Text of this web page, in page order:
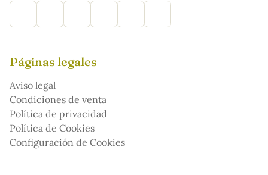
Páginas legales
Aviso legal
Condiciones de venta
Política de privacidad
Política de Cookies
Configuración de Cookies